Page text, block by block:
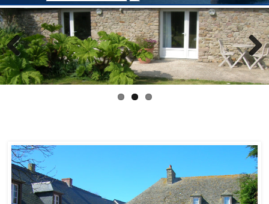
Previous Next